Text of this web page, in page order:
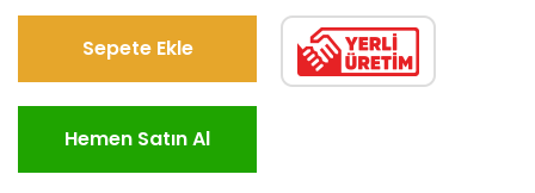
Sepete Ekle
Hemen Satın Al